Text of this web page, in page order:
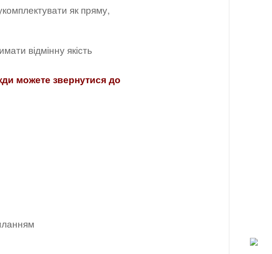
як пряму,
відмінну якість
можете звернутися до